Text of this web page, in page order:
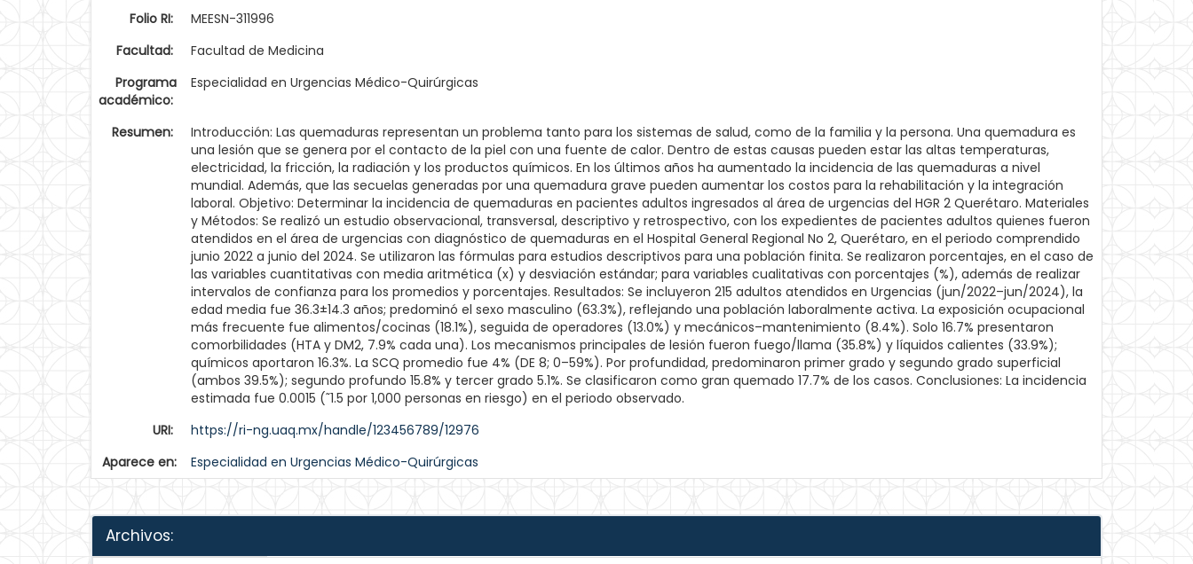
Folio RI:
MEESN-311996
Facultad:
Facultad de Medicina
Programa
académico:
Especialidad en Urgencias Médico-Quirúrgicas
Resumen:
Introducción: Las quemaduras representan un problema tanto para los sistemas de salud, como de la familia y la persona. Una quemadura es
una lesión que se genera por el contacto de la piel con una fuente de calor. Dentro de estas causas pueden estar las altas temperaturas,
electricidad, la fricción, la radiación y los productos químicos. En los últimos años ha aumentado la incidencia de las quemaduras a nivel
mundial. Además, que las secuelas generadas por una quemadura grave pueden aumentar los costos para la rehabilitación y la integración
laboral. Objetivo: Determinar la incidencia de quemaduras en pacientes adultos ingresados al área de urgencias del HGR 2 Querétaro. Materiales
y Métodos: Se realizó un estudio observacional, transversal, descriptivo y retrospectivo, con los expedientes de pacientes adultos quienes fueron
atendidos en el área de urgencias con diagnóstico de quemaduras en el Hospital General Regional No 2, Querétaro, en el periodo comprendido
junio 2022 a junio del 2024. Se utilizaron las fórmulas para estudios descriptivos para una población finita. Se realizaron porcentajes, en el caso de
las variables cuantitativas con media aritmética (x) y desviación estándar; para variables cualitativas con porcentajes (%), además de realizar
intervalos de confianza para los promedios y porcentajes. Resultados: Se incluyeron 215 adultos atendidos en Urgencias (jun/2022–jun/2024), la
edad media fue 36.3±14.3 años; predominó el sexo masculino (63.3%), reflejando una población laboralmente activa. La exposición ocupacional
más frecuente fue alimentos/cocinas (18.1%), seguida de operadores (13.0%) y mecánicos–mantenimiento (8.4%). Solo 16.7% presentaron
comorbilidades (HTA y DM2, 7.9% cada una). Los mecanismos principales de lesión fueron fuego/llama (35.8%) y líquidos calientes (33.9%);
químicos aportaron 16.3%. La SCQ promedio fue 4% (DE 8; 0–59%). Por profundidad, predominaron primer grado y segundo grado superficial
(ambos 39.5%); segundo profundo 15.8% y tercer grado 5.1%. Se clasificaron como gran quemado 17.7% de los casos. Conclusiones: La incidencia
estimada fue 0.0015 (˜1.5 por 1,000 personas en riesgo) en el periodo observado.
URI:
https://ri-ng.uaq.mx/handle/123456789/12976
Aparece en:
Especialidad en Urgencias Médico-Quirúrgicas
Archivos: